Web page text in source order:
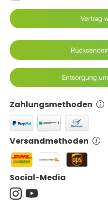
Vertrag
Zahlungsmethoden
Versandmethoden
Entsorgung
Social-Media